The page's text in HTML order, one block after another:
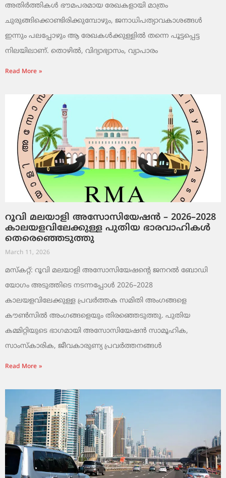
അതിർത്തികൾ ഭൗമപരമായ രേഖകളായി മാത്രം
ചുരുങ്ങിക്കൊണ്ടിരിക്കുമ്പോഴും, ജനാധിപത്യാവകാശങ്ങൾ
ഇന്നും പലപ്പോഴും ആ രേഖകൾക്കുള്ളിൽ തന്നെ പൂട്ടപ്പെട്ട
നിലയിലാണ്. തൊഴിൽ, വിദ്യാഭ്യാസം, വ്യാപാരം
Read More »
റൂവി മലയാളി അസോസിയേഷൻ – 2026–2028
കാലയളവിലേക്കുള്ള പുതിയ ഭാരവാഹികൾ
തെരെഞ്ഞെടുത്തു
March 11, 2026
മസ്കറ്റ്: റൂവി മലയാളി അസോസിയേഷന്റെ ജനറൽ ബോഡി
യോഗം അടുത്തിടെ നടന്നപ്പോൾ 2026–2028
കാലയളവിലേക്കുള്ള പ്രവർത്തക സമിതി അംഗങ്ങളെ
കൗൺസിൽ അംഗങ്ങളെയും തിരഞ്ഞെടുത്തു. പുതിയ
കമ്മിറ്റിയുടെ ഭാഗമായി അസോസിയേഷൻ സാമൂഹിക,
സാംസ്‌കാരിക, ജീവകാരുണ്യ പ്രവർത്തനങ്ങൾ
Read More »